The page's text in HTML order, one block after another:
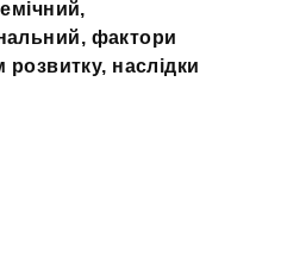
фактори
розвитку, наслідки